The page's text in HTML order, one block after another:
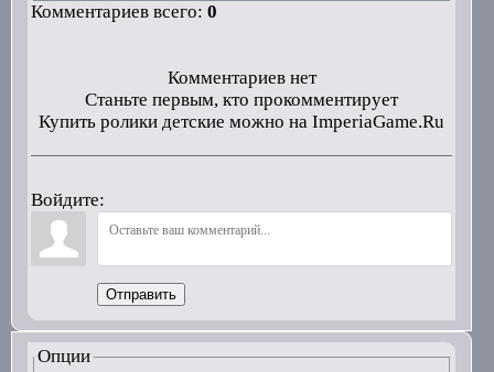
Комментариев всего: 0
Комментариев нет
Станьте первым, кто прокомментирует
Купить ролики детские можно на ImperiaGame.Ru
Войдите:
Отправить
Опции